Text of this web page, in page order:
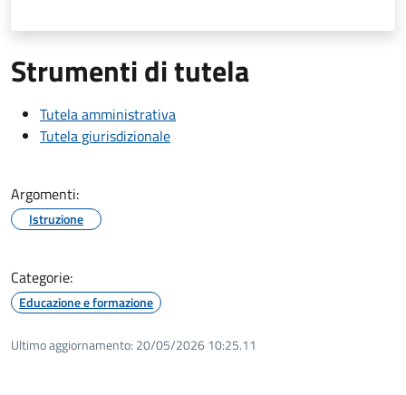
Strumenti di tutela
Tutela amministrativa
Tutela giurisdizionale
Argomenti:
Istruzione
Categorie:
Educazione e formazione
Ultimo aggiornamento: 20/05/2026 10:25.11